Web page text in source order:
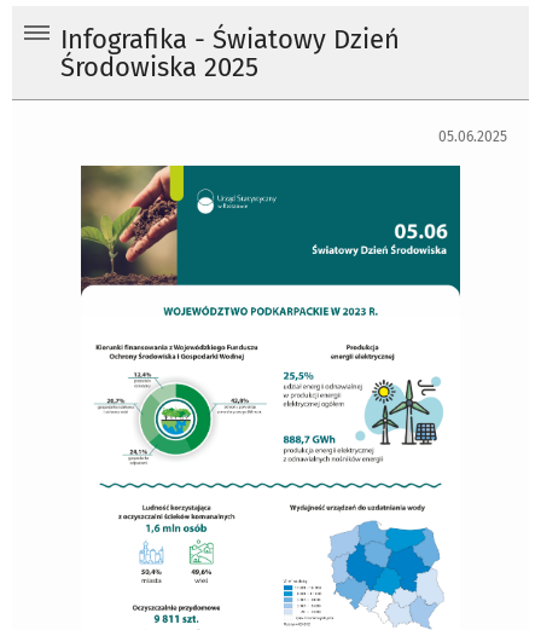
Infografika - Światowy Dzień
Środowiska 2025
05.06.2025